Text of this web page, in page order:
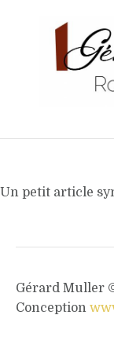
Un petit article
Gérard Muller
Conception